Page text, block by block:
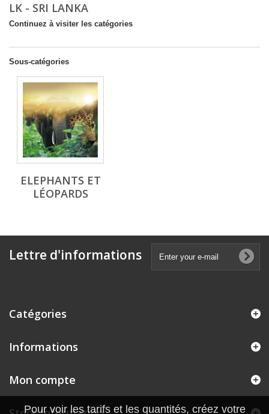
Pour voir les tarifs et les quantités, créez votre
LK - SRI LANKA
Continuez à visiter les catégories
Sous-catégories
ELEPHANTS ET
LÉOPARDS
Lettre d'informations
Catégories
Informations
Mon compte